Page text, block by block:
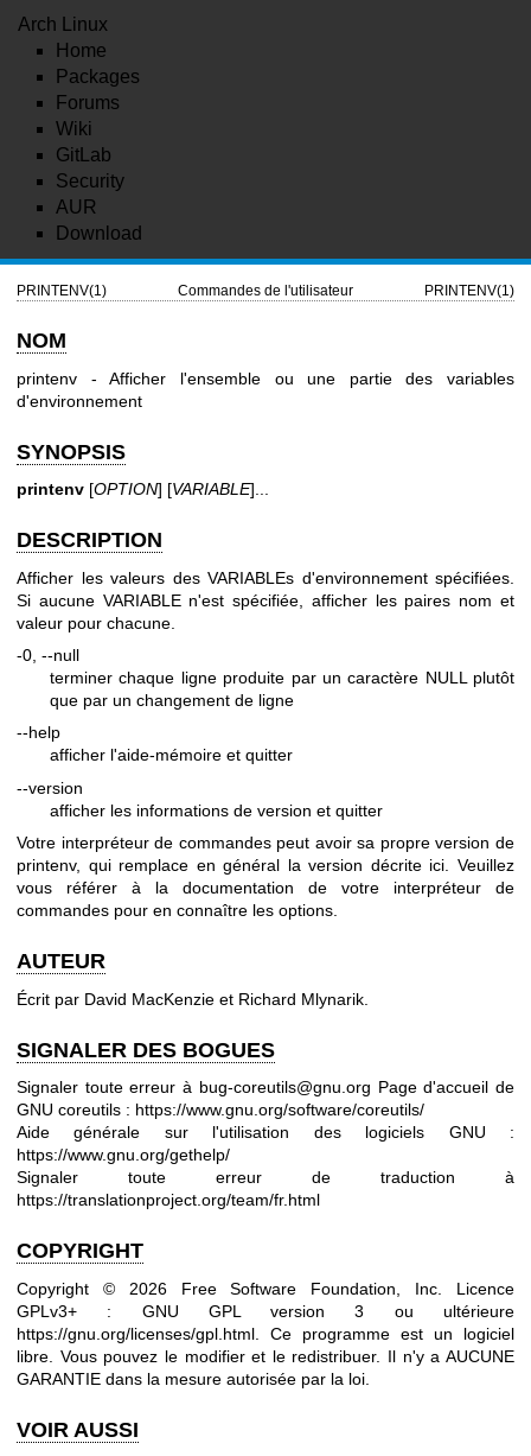
Arch Linux
Home
Packages
Forums
Wiki
GitLab
Security
AUR
Download
PRINTENV(1) Commandes de l'utilisateur PRINTENV(1)
NOM
printenv - Afficher l'ensemble ou une partie des variables
d'environnement
SYNOPSIS
printenv [OPTION] [VARIABLE]...
DESCRIPTION
Afficher les valeurs des VARIABLEs d'environnement spécifiées.
Si aucune VARIABLE n'est spécifiée, afficher les paires nom et
valeur pour chacune.
-0, --null
terminer chaque ligne produite par un caractère NULL plutôt
que par un changement de ligne
--help
afficher l'aide-mémoire et quitter
--version
afficher les informations de version et quitter
Votre interpréteur de commandes peut avoir sa propre version de
printenv, qui remplace en général la version décrite ici. Veuillez
vous référer à la documentation de votre interpréteur de
commandes pour en connaître les options.
AUTEUR
Écrit par David MacKenzie et Richard Mlynarik.
SIGNALER DES BOGUES
Signaler toute erreur à bug-coreutils@gnu.org Page d'accueil de
GNU coreutils : https://www.gnu.org/software/coreutils/
Aide générale sur l'utilisation des logiciels GNU :
https://www.gnu.org/gethelp/
Signaler toute erreur de traduction à
https://translationproject.org/team/fr.html
COPYRIGHT
Copyright © 2026 Free Software Foundation, Inc. Licence
GPLv3+ : GNU GPL version 3 ou ultérieure
https://gnu.org/licenses/gpl.html
Ce programme est un logiciel
libre. Vous pouvez le modifier et le redistribuer. Il n'y a AUCUNE
GARANTIE dans la mesure autorisée par la loi.
VOIR AUSSI